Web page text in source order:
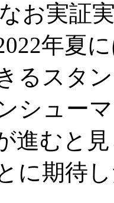
お実証
年夏
るスタ
シュー
進むと
に期待